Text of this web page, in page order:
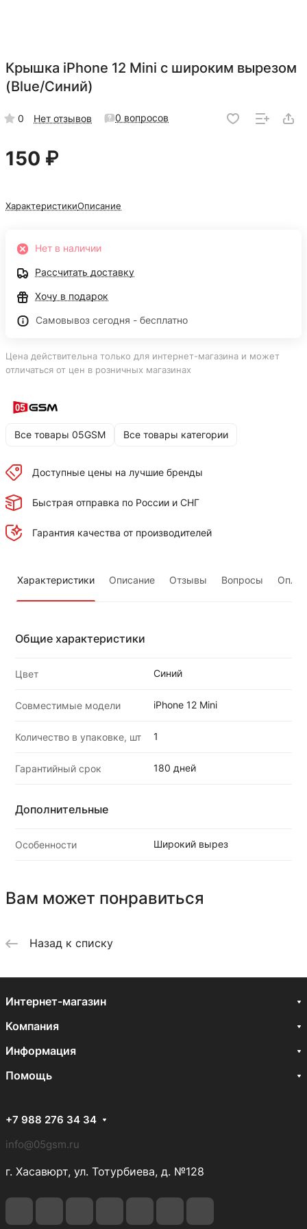
Крышка iPhone 12 Mini с широким вырезом
(Blue/Синий)
0 Нет отзывов 0 вопросов
150 ₽
ХарактеристикиОписание
Нет в наличии
Рассчитать доставку
Хочу в подарок
Самовывоз сегодня - бесплатно
Цена действительна только для интернет-магазина и может
отличаться от цен в розничных магазинах
Все товары 05GSM Все товары категории
Доступные цены на лучшие бренды
Быстрая отправка по России и СНГ
Гарантия качества от производителей
Характеристики Описание Отзывы Вопросы
Общие характеристики
Цвет Синий
Совместимые модели iPhone 12 Mini
Количество в упаковке, шт 1
Гарантийный срок 180 дней
Дополнительные
Особенности Широкий вырез
Вам может понравиться
Назад к списку
Интернет-магазин
Компания
Информация
Помощь
+7 988 276 34 34
info@05gsm.ru
г. Хасавюрт, ул. Тотурбиева, д. №128